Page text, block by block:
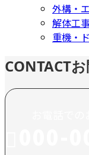
外構・
解体工
重機・
CONTACT